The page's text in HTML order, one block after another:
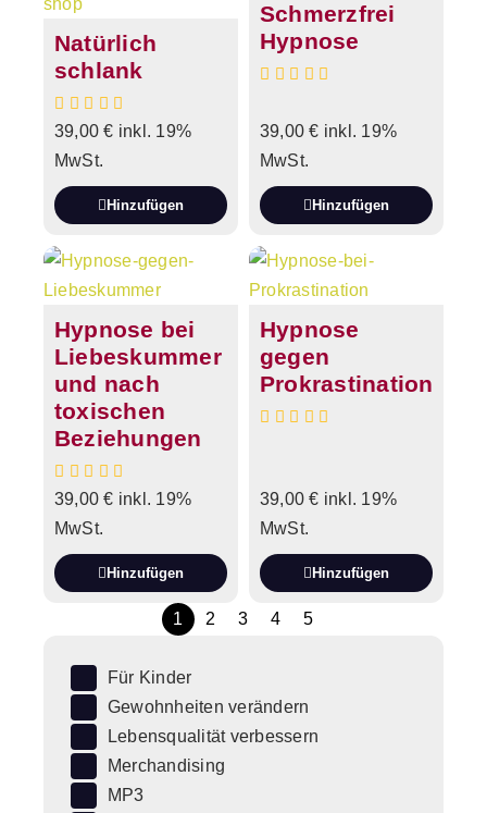
Natürlich
schlank
39,00€ inkl. 19%
MwSt.
Hinzufügen
Schmerzfrei
Hypnose
39,00€ inkl. 19%
MwSt.
Hinzufügen
Hypnose bei
Liebeskummer
und nach
toxischen
Beziehungen
39,00€ inkl. 19%
MwSt.
Hinzufügen
Hypnose
gegen
Prokrastination
39,00€ inkl. 19%
MwSt.
Hinzufügen
1 2 3 4 5
Für Kinder
Gewohnheiten verändern
Lebensqualität verbessern
Merchandising
MP3